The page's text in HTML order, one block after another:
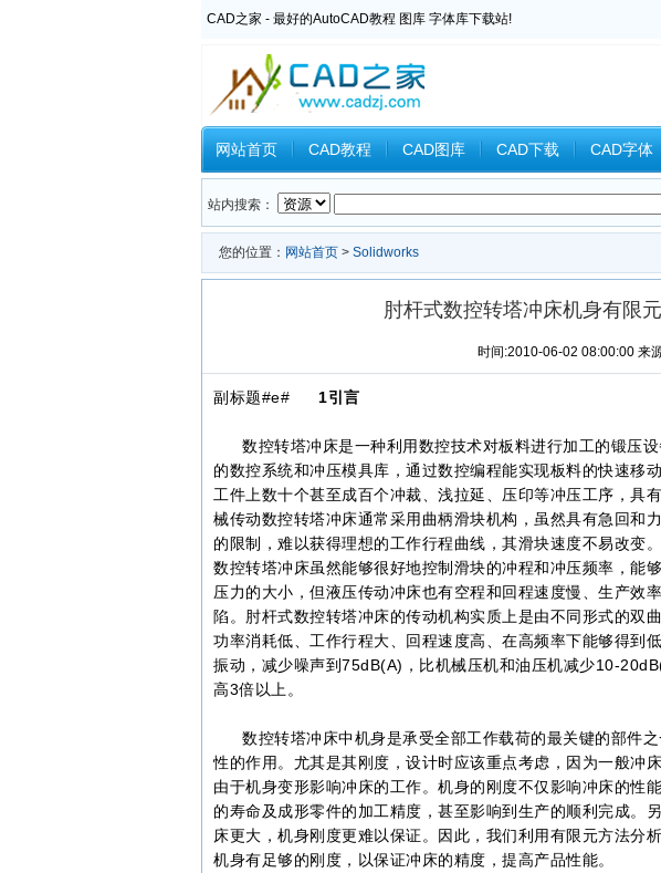
CAD之家 - 最好的AutoCAD教程 图库 字体库下载站!
网站首页 CAD教程 CAD图库 CAD下载 CAD字体
Inventor教程 Ansys教程 CAXA教程 中望CAD
站内搜索：
您的位置： 网站首页 > Solidworks
肘杆式数控转塔冲床机身有限
时间:2010-06-02 08:00:00 来
副标题#e# 1引言
数控转塔冲床是一种利用数控技术对板料进行加工的锻压设
的数控系统和冲压模具库，通过数控编程能实现板料的快速移
工件上数十个甚至成百个冲裁、浅拉延、压印等冲压工序，具
械传动数控转塔冲床通常采用曲柄滑块机构，虽然具有急回和
的限制，难以获得理想的工作行程曲线，其滑块速度不易改变
数控转塔冲床虽然能够很好地控制滑块的冲程和冲压频率，能
压力的大小，但液压传动冲床也有空程和回程速度慢、生产效
陷。肘杆式数控转塔冲床的传动机构实质上是由不同形式的双
功率消耗低、工作行程大、回程速度高、在高频率下能够得到
振动，减少噪声到75dB(A)，比机械压机和油压机减少10-
高3倍以上。
数控转塔冲床中机身是承受全部工作载荷的最关键的部件之
性的作用。尤其是其刚度，设计时应该重点考虑，因为一般冲
由于机身变形影响冲床的工作。机身的刚度不仅影响冲床的性
的寿命及成形零件的加工精度，甚至影响到生产的顺利完成。
床更大，机身刚度更难以保证。因此，我们利用有限元方法分
机身有足够的刚度，以保证冲床的精度，提高产品性能。